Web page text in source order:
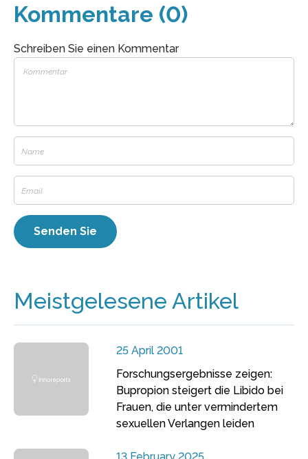
Kommentare (0)
Schreiben Sie einen Kommentar
Meistgelesene Artikel
25 April 2001
Forschungsergebnisse zeigen:
Bupropion steigert die Libido bei
Frauen, die unter vermindertem
sexuellen Verlangen leiden
13 February 2025